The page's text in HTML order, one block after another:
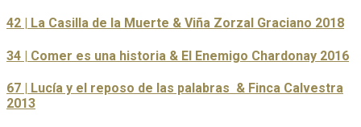
42 | La Casilla de la Muerte & Viña Zorzal Graciano 2018
34 | Comer es una historia & El Enemigo Chardonay 2016
67 | Lucía y el reposo de las palabras & Finca Calvestra
2013